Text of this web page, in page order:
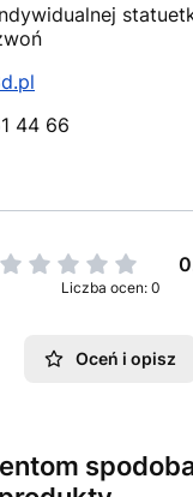
44 66
Liczba ocen: 0
Oceń i opisz